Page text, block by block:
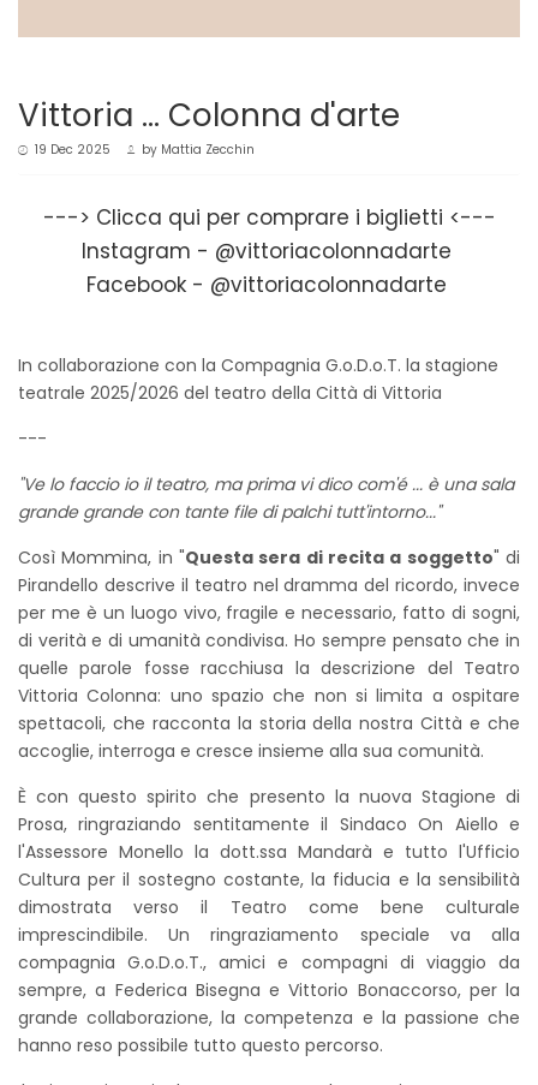
Vittoria ... Colonna d'arte
19 Dec 2025 by Mattia Zecchin
---> Clicca qui per comprare i biglietti <---
Instagram - @vittoriacolonnadarte
Facebook - @vittoriacolonnadarte
In collaborazione con la Compagnia G.o.D.o.T. la stagione
teatrale 2025/2026 del teatro della Città di Vittoria
---
"Ve lo faccio io il teatro, ma prima vi dico com'é ... è una sala
grande grande con tante file di palchi tutt'intorno..."
Così Mommina, in "Questa sera di recita a soggetto" di
Pirandello descrive il teatro nel dramma del ricordo, invece
per me è un luogo vivo, fragile e necessario, fatto di sogni,
di verità e di umanità condivisa. Ho sempre pensato che in
quelle parole fosse racchiusa la descrizione del Teatro
Vittoria Colonna: uno spazio che non si limita a ospitare
spettacoli, che racconta la storia della nostra Città e che
accoglie, interroga e cresce insieme alla sua comunità.
È con questo spirito che presento la nuova Stagione di
Prosa, ringraziando sentitamente il Sindaco On Aiello e
l'Assessore Monello la dott.ssa Mandarà e tutto l'Ufficio
Cultura per il sostegno costante, la fiducia e la sensibilità
dimostrata verso il Teatro come bene culturale
imprescindibile. Un ringraziamento speciale va alla
compagnia G.o.D.o.T., amici e compagni di viaggio da
sempre, a Federica Bisegna e Vittorio Bonaccorso, per la
grande collaborazione, la competenza e la passione che
hanno reso possibile tutto questo percorso.